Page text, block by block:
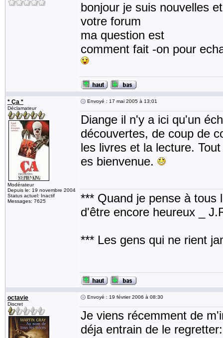
bonjour je suis nouvelles
votre forum
ma question est
comment fait -on pour
* Ça *
Déclamateur
Modérateur
Depuis le: 19 novembre 2004
Status actuel: Inactif
Messages: 7625
Envoyé : 17 mai 2005 à 13:01
Diange il n'y a ici qu'un
découvertes, de coup de
les livres et la lecture.
es bienvenue.
*** Quand je pense à tous
d'être encore heureux _
*** Les gens qui ne rient
octavie
Discret
Envoyé : 19 février 2006 à 08:30
Je viens récemment de
déja entrain de le regretter: